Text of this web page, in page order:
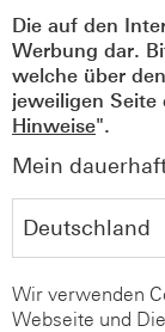
Die auf den
Werbung dar.
welche über
jeweiligen Seite
Hinweise".
Mein
Wir verwenden
Webseite und